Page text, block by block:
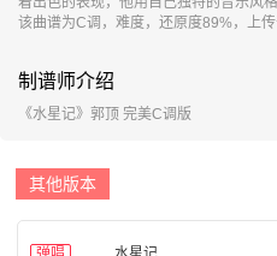
该曲谱为C调，难度，还原度89%，上传
制谱师介绍
《水星记》郭顶 完美C调版
其他版本